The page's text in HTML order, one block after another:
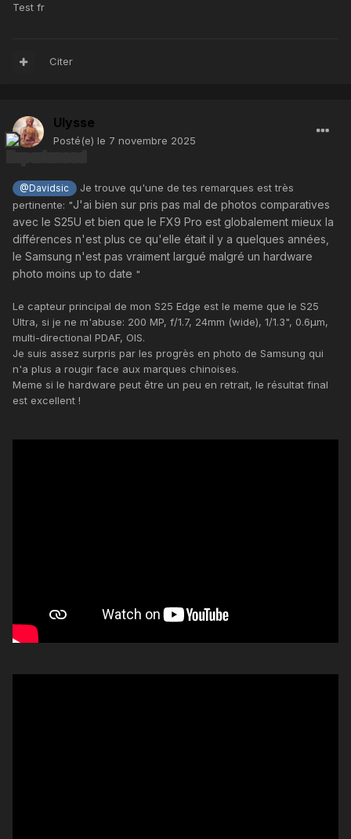
Test fr
Citer
Ulysse
Posté(e) le 7 novembre 2025
@Davidsic
Je trouve qu'une de tes remarques est très
pertinente: "J'ai bien sur pris pas mal de photos comparatives
avec le S25U et bien que le FX9 Pro est globalement mieux la
différences n'est plus ce qu'elle était il y a quelques années,
le Samsung n'est pas vraiment largué malgré un hardware
photo moins up to date "
Le capteur principal de mon S25 Edge est le meme que le S25
Ultra, si je ne m'abuse: 200 MP, f/1.7, 24mm (wide), 1/1.3", 0.6µm,
multi-directional PDAF, OIS.
Je suis assez surpris par les progrès en photo de Samsung qui
n'a plus a rougir face aux marques chinoises.
Meme si le hardware peut être un peu en retrait, le résultat final
est excellent !